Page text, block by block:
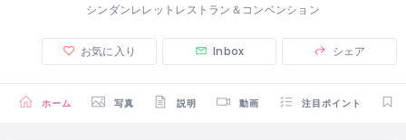
シンダンレレットレストラン＆コンベンション
お気に入り Inbox シェア
ホーム 写真 説明 動画 注目ポイント